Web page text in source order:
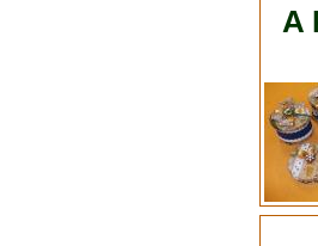
A